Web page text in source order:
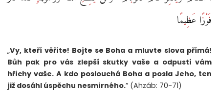
فَوْزًا عَظِيمًا
„Vy, kteří věříte! Bojte se Boha a mluvte slova přímá!
Bůh pak pro vás zlepší skutky vaše a odpustí vám
hříchy vaše. A kdo poslouchá Boha a posla Jeho, ten
již dosáhl úspěchu nesmírného.” (Ahzáb: 70-71)